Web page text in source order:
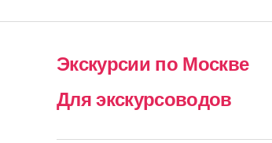
Экскурсии по Москве
Для экскурсоводов